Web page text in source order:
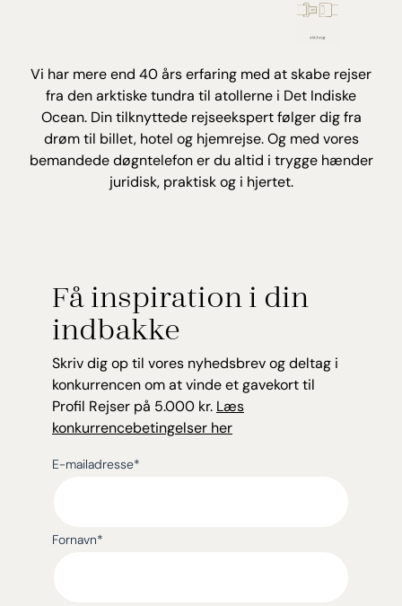
Vi har mere end 40 års erfaring med at skabe rejser
fra den arktiske tundra til atollerne i Det Indiske
Ocean. Din tilknyttede rejseekspert følger dig fra
drøm til billet, hotel og hjemrejse. Og med vores
bemandede døgntelefon er du altid i trygge hænder
juridisk, praktisk og i hjertet.
Få inspiration i din
indbakke
Skriv dig op til vores nyhedsbrev og deltag i
konkurrencen om at vinde et gavekort til
Profil Rejser på 5.000 kr. Læs
konkurrencebetingelser her
E-mailadresse*
Fornavn*